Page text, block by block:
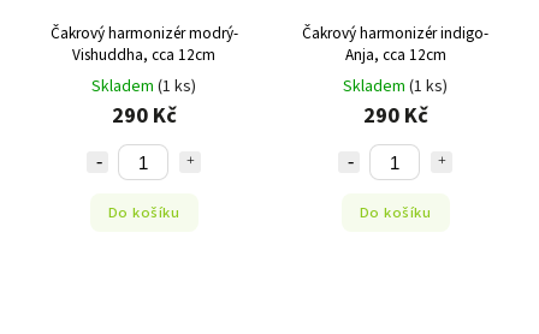
Čakrový harmonizér modrý-
Vishuddha, cca 12cm
Skladem (1 ks)
290 Kč
Do košíku
Čakrový harmonizér indigo-
Anja, cca 12cm
Skladem (1 ks)
290 Kč
Do košíku